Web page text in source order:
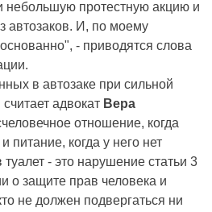
небольшую протестную акцию и
автозаков. И, по моему
- приводятся слова
в автозаке при сильной
адвокат Вера
отношение, когда
питание, когда у него нет
- это нарушение статьи 3
о защите прав человека и
не должен подвергаться ни